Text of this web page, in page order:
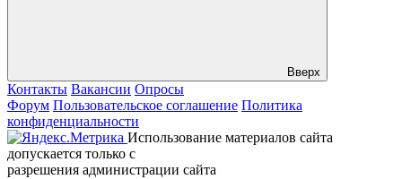
Вверх
Контакты Вакансии Опросы
Форум Пользовательское соглашение Политика
конфиденциальности
Использование материалов сайта
допускается только с
разрешения администрации сайта